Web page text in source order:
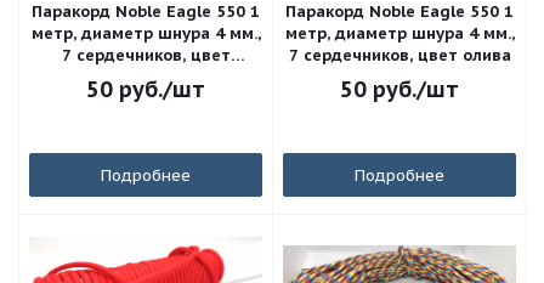
Паракорд Noble Eagle 550 1
метр, диаметр шнура 4 мм.,
7 сердечников, цвет
светло-синий
50 руб./шт
Подробнее
Паракорд Noble Eagle 550 1
метр, диаметр шнура 4 мм.,
7 сердечников, цвет олива
50 руб./шт
Подробнее